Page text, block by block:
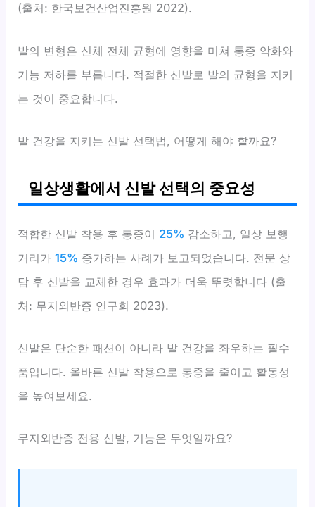
(출처: 한국보건산업진흥원 2022).
발의 변형은 신체 전체 균형에 영향을 미쳐 통증 악화와
기능 저하를 부릅니다. 적절한 신발로 발의 균형을 지키
는 것이 중요합니다.
발 건강을 지키는 신발 선택법, 어떻게 해야 할까요?
일상생활에서 신발 선택의 중요성
적합한 신발 착용 후 통증이 25% 감소하고, 일상 보행
거리가15% 증가하는 사례가 보고되었습니다. 전문 상
담 후 신발을 교체한 경우 효과가 더욱 뚜렷합니다 (출
처: 무지외반증 연구회 2023).
신발은 단순한 패션이 아니라 발 건강을 좌우하는 필수
품입니다. 올바른 신발 착용으로 통증을 줄이고 활동성
을 높여보세요.
무지외반증 전용 신발, 기능은 무엇일까요?